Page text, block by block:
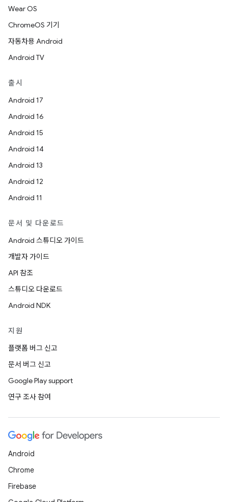
Wear OS
ChromeOS 기기
자동차용 Android
Android TV
출시
Android 17
Android 16
Android 15
Android 14
Android 13
Android 12
Android 11
문서 및 다운로드
Android 스튜디오 가이드
개발자 가이드
API 참조
스튜디오 다운로드
Android NDK
지원
플랫폼 버그 신고
문서 버그 신고
Google Play support
연구 조사 참여
Android
Chrome
Firebase